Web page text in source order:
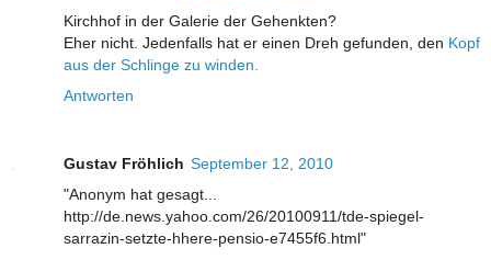
Kirchhof in der Galerie der Gehenkten?
Eher nicht. Jedenfalls hat er einen Dreh gefunden, den Kopf
aus der Schlinge zu winden.
Antworten
Gustav Fröhlich September 12, 2010
"Anonym hat gesagt...
http://de.news.yahoo.com/26/20100911/tde-spiegel-
sarrazin-setzte-hhere-pensio-e7455f6.html"